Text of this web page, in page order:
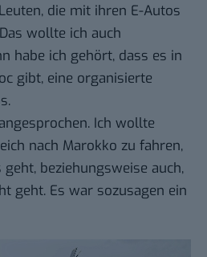
die mit ihren E-Autos
wollte ich auch
habe ich gehört, dass es in
gibt, eine organisierte
Ich wollte
nach Marokko zu fahren,
beziehungsweise auch,
geht. Es war sozusagen ein